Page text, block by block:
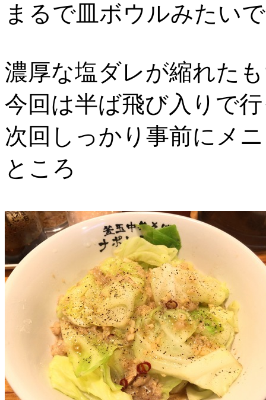
まるで皿ボウルみたい
濃厚な塩ダレが縮れた
今回は半ば飛び入りで
次回しっかり事前にメ
ところ